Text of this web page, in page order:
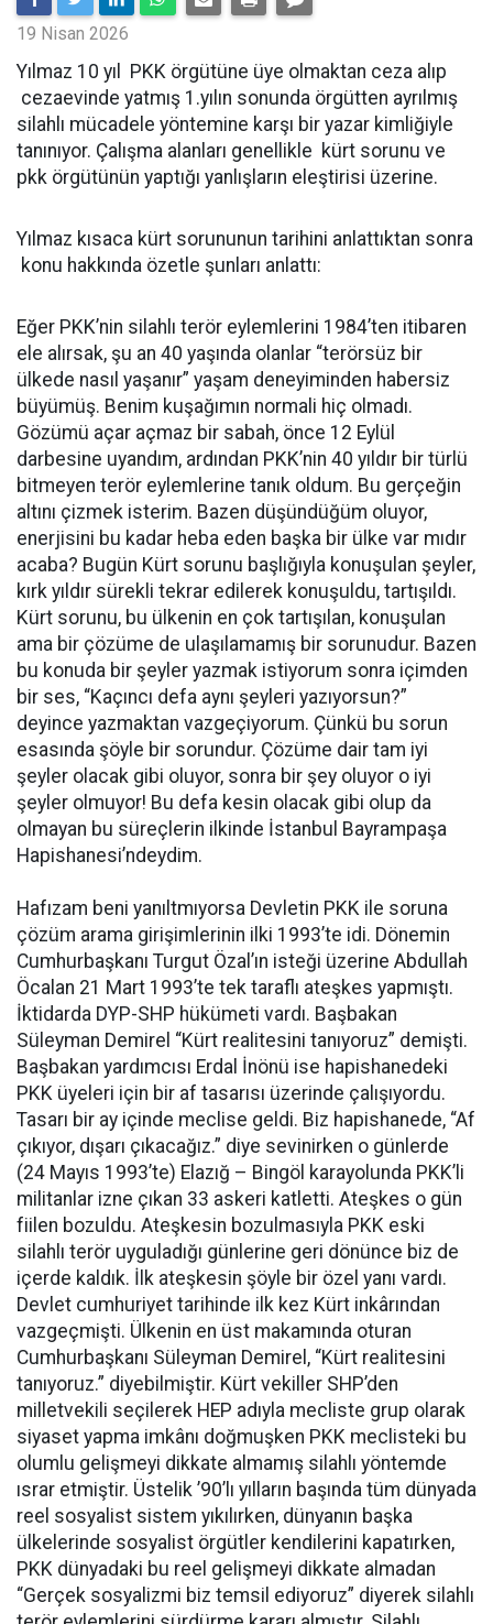
19 Nisan 2026
Yılmaz 10 yıl PKK örgütüne üye olmaktan ceza alıp
cezaevinde yatmış 1.yılın sonunda örgütten ayrılmış
silahlı mücadele yöntemine karşı bir yazar kimliğiyle
tanınıyor. Çalışma alanları genellikle kürt sorunu ve
pkk örgütünün yaptığı yanlışların eleştirisi üzerine.
Yılmaz kısaca kürt sorununun tarihini anlattıktan sonra
konu hakkında özetle şunları anlattı:
Eğer PKK’nin silahlı terör eylemlerini 1984’ten itibaren
ele alırsak, şu an 40 yaşında olanlar “terörsüz bir
ülkede nasıl yaşanır” yaşam deneyiminden habersiz
büyümüş. Benim kuşağımın normali hiç olmadı.
Gözümü açar açmaz bir sabah, önce 12 Eylül
darbesine uyandım, ardından PKK’nin 40 yıldır bir türlü
bitmeyen terör eylemlerine tanık oldum. Bu gerçeğin
altını çizmek isterim. Bazen düşündüğüm oluyor,
enerjisini bu kadar heba eden başka bir ülke var mıdır
acaba? Bugün Kürt sorunu başlığıyla konuşulan şeyler,
kırk yıldır sürekli tekrar edilerek konuşuldu, tartışıldı.
Kürt sorunu, bu ülkenin en çok tartışılan, konuşulan
ama bir çözüme de ulaşılamamış bir sorunudur. Bazen
bu konuda bir şeyler yazmak istiyorum sonra içimden
bir ses, “Kaçıncı defa aynı şeyleri yazıyorsun?”
deyince yazmaktan vazgeçiyorum. Çünkü bu sorun
esasında şöyle bir sorundur. Çözüme dair tam iyi
şeyler olacak gibi oluyor, sonra bir şey oluyor o iyi
şeyler olmuyor! Bu defa kesin olacak gibi olup da
olmayan bu süreçlerin ilkinde İstanbul Bayrampaşa
Hapishanesi’ndeydim.
Hafızam beni yanıltmıyorsa Devletin PKK ile soruna
çözüm arama girişimlerinin ilki 1993’te idi. Dönemin
Cumhurbaşkanı Turgut Özal’ın isteği üzerine Abdullah
Öcalan 21 Mart 1993’te tek taraflı ateşkes yapmıştı.
İktidarda DYP-SHP hükümeti vardı. Başbakan
Süleyman Demirel “Kürt realitesini tanıyoruz” demişti.
Başbakan yardımcısı Erdal İnönü ise hapishanedeki
PKK üyeleri için bir af tasarısı üzerinde çalışıyordu.
Tasarı bir ay içinde meclise geldi. Biz hapishanede, “Af
çıkıyor, dışarı çıkacağız.” diye sevinirken o günlerde
(24 Mayıs 1993’te) Elazığ – Bingöl karayolunda PKK’li
militanlar izne çıkan 33 askeri katletti. Ateşkes o gün
fiilen bozuldu. Ateşkesin bozulmasıyla PKK eski
silahlı terör uyguladığı günlerine geri dönünce biz de
içerde kaldık. İlk ateşkesin şöyle bir özel yanı vardı.
Devlet cumhuriyet tarihinde ilk kez Kürt inkârından
vazgeçmişti. Ülkenin en üst makamında oturan
Cumhurbaşkanı Süleyman Demirel, “Kürt realitesini
tanıyoruz.” diyebilmiştir. Kürt vekiller SHP’den
milletvekili seçilerek HEP adıyla mecliste grup olarak
siyaset yapma imkânı doğmuşken PKK meclisteki bu
olumlu gelişmeyi dikkate almamış silahlı yöntemde
ısrar etmiştir. Üstelik ’90’lı yılların başında tüm dünyada
reel sosyalist sistem yıkılırken, dünyanın başka
ülkelerinde sosyalist örgütler kendilerini kapatırken,
PKK dünyadaki bu reel gelişmeyi dikkate almadan
“Gerçek sosyalizmi biz temsil ediyoruz” diyerek silahlı